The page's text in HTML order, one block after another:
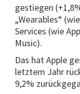
gestiegen
„Wearables“
Services (wie
Music).
Das hat Apple
letztem Jahr
9,2%